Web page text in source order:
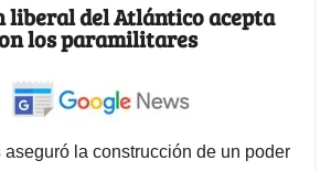
liberal del Atlántico acepta
los paramilitares
aseguró la construcción de un poder